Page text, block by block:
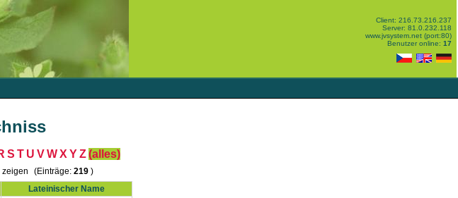
Client: 216.73.216.237
Server: 81.0.232.118
www.jvsystem.net (port:80)
Benutzer online: 17
S T U VWX YZ(alles)
zeigen (Einträge:219 )
Lateinischer Name